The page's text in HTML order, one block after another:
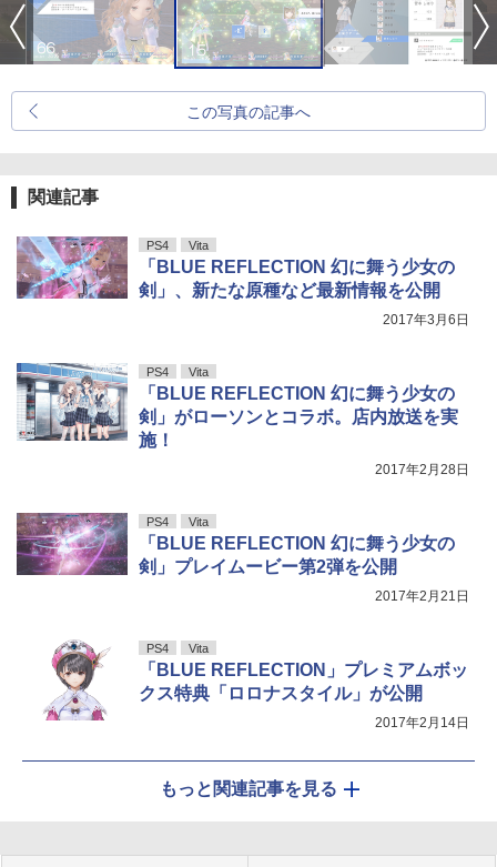
この写真の記事へ
関連記事
PS4 Vita
「BLUE REFLECTION 幻に舞う少女の
剣」、新たな原種など最新情報を公開
2017年3月6日
PS4 Vita
「BLUE REFLECTION 幻に舞う少女の
剣」がローソンとコラボ。店内放送を実
施！
2017年2月28日
PS4 Vita
「BLUE REFLECTION 幻に舞う少女の
剣」プレイムービー第2弾を公開
2017年2月21日
PS4 Vita
「BLUE REFLECTION」プレミアムボッ
クス特典「ロロナスタイル」が公開
2017年2月14日
もっと関連記事を見る